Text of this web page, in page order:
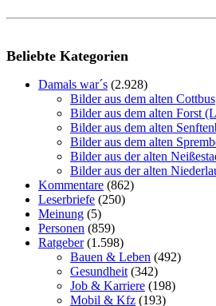
Beliebte Kategorien
Damals war´s (2.928)
Bilder aus dem alten Cottbus
Bilder aus dem alten Forst
Bilder aus dem alten
Bilder aus dem alten
Bilder aus der alten
Bilder aus der alten
Kommentare (862)
Leserbriefe (250)
Meinung (5)
Personen (859)
Ratgeber(1.598)
Bauen & Leben (492)
Gesundheit (342)
Job & Karriere (198)
Mobil & Kfz (193)